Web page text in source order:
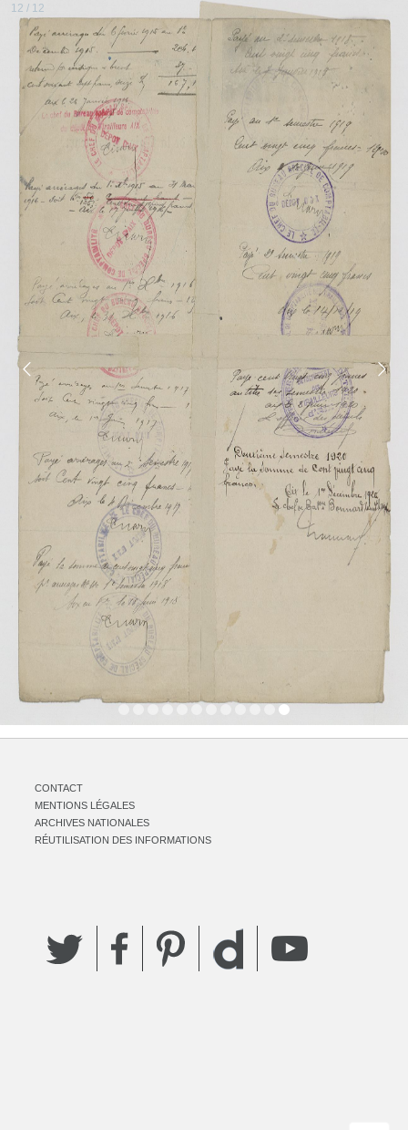
12 / 12
CONTACT
MENTIONS LÉGALES
ARCHIVES NATIONALES
RÉUTILISATION DES INFORMATIONS